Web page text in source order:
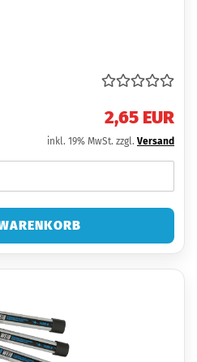
2,65 EUR
inkl. 19% MwSt. zzgl. Versand